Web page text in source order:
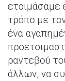
ετοιμάσαμε
τρόπο με
ένα
ραντεβού
άλλων, να